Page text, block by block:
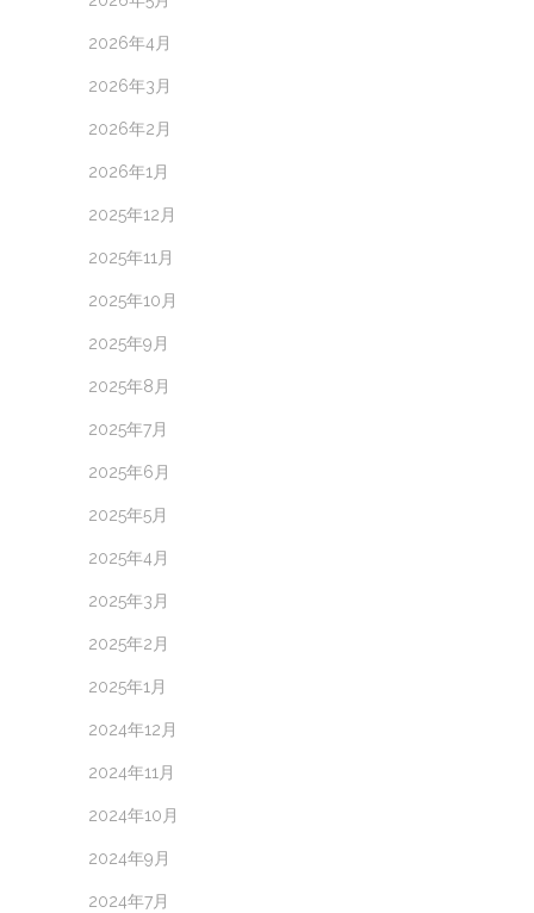
2026年4月
2026年3月
2026年2月
2026年1月
2025年12月
2025年11月
2025年10月
2025年9月
2025年8月
2025年7月
2025年6月
2025年5月
2025年4月
2025年3月
2025年2月
2025年1月
2024年12月
2024年11月
2024年10月
2024年9月
2024年7月